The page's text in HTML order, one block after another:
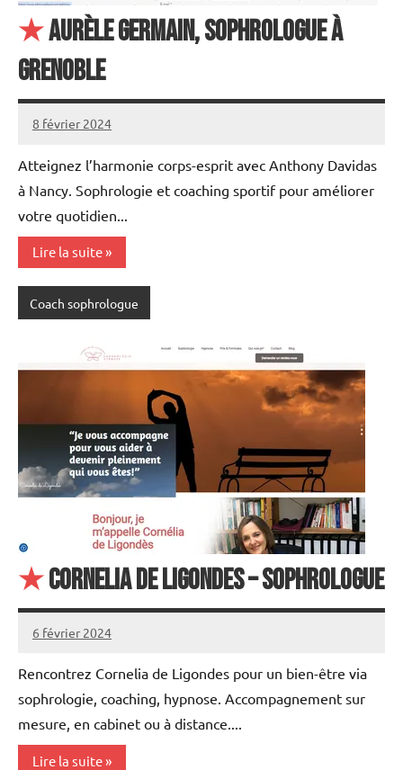
★Aurèle Germain, sophrologue à
Grenoble
8 février 2024
annuairecoaching
Atteignez l’harmonie corps-esprit avec Anthony Davidas
à Nancy. Sophrologie et coaching sportif pour améliorer
votre quotidien...
Lire la suite
Coach sophrologue
★Cornelia de Ligondes – Sophrologue
6 février 2024
annuairecoaching
Rencontrez Cornelia de Ligondes pour un bien-être via
sophrologie, coaching, hypnose. Accompagnement sur
mesure, en cabinet ou à distance....
Lire la suite